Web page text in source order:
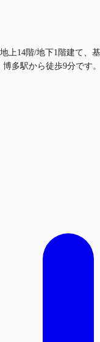
14階/地下1階建て
多駅から徒歩9分です。